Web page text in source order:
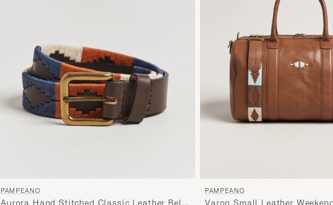
PAMPEANO
Aurora Hand Stitched Classic Leather Belt
PAMPEANO
Varon Small Leather